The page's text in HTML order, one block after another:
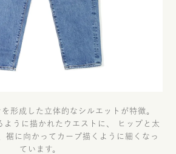
形成した立体的なシルエットが特徴。
ように描かれたウエストに、 ヒップと太
裾に向かってカーブ描くように細くなっ
ています。